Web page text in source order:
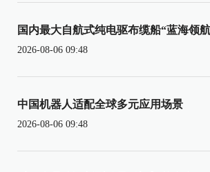
国内最大自航式纯电驱布缆船“蓝海领
2026-08-06 09:48
中国机器人适配全球多元应用场景
2026-08-06 09:48